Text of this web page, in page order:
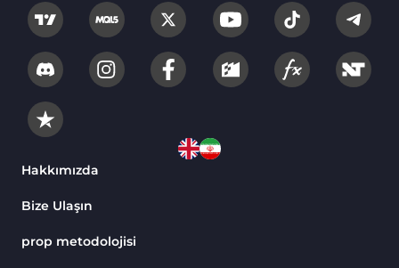
Öncü MT4 Göstergeleri 75
Akıllı Para MT4 Göstergeleri 74
Destek ve Direnç MT4
Harmonik MT4 Göstergeleri
Aşırı Alım ve Aşırı Satım MT4
Göstergeleri
Hakkımızda
Bize Ulaşın
prop metodolojisi